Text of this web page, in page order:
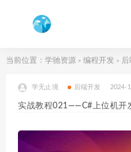
当前位置： 学驰资源 > 编程开发 > 后
学无止境 后端开发 2024-
实战教程021——C#上位机开